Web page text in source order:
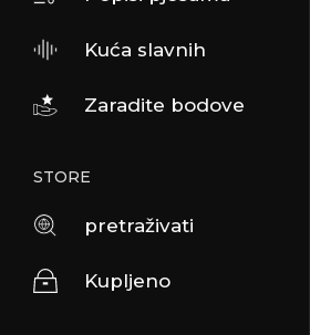
Kuća slavnih
Zaradite bodove
STORE
pretraživati
Kupljeno